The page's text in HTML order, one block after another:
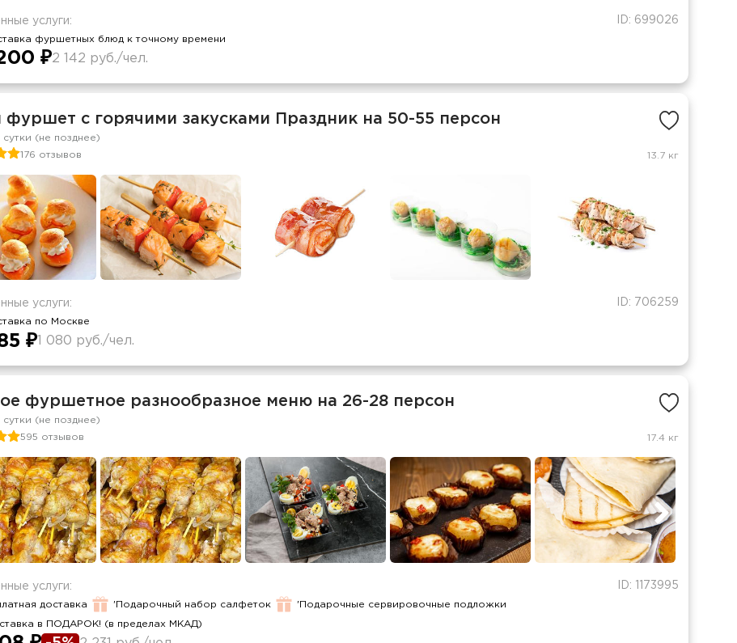
ID: 699026
услуги:
фуршетных блюд к точному времени
₽2 142 руб./чел.
фуршет c горячими закусками Праздник на 50-55 персон
сутки (не позднее)
176 отзывов
13.7 кг
ID: 706259
услуги:
по Москве
₽ 1 080 руб./чел.
фуршетное разнообразное меню на 26-28 персон
сутки (не позднее)
595 отзывов
17.4 кг
ID: 1173995
услуги:
доставка 'Подарочный набор салфеток 'Подарочные сервировочные подложки
в ПОДАРОК! (в пределах МКАД)